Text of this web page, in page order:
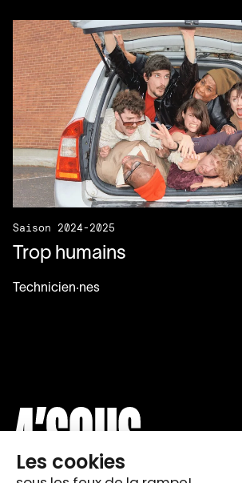
Saison 2024-2025
Trop humains
Technicien·nes